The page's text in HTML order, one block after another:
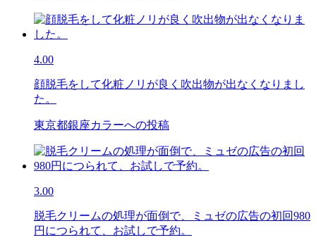
4.00
顔脱毛をして化粧ノリが良く吹出物が出なくなりまし
た。
東京都銀座カラーへの投稿
3.00
脱毛クリームの処理が面倒で、ミュゼの広告の初回980
円につられて、お試しで予約。